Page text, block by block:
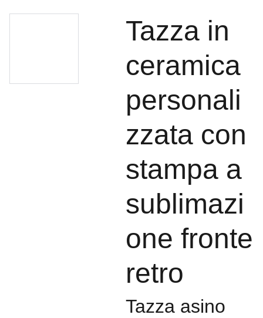
Tazza in
ceramica
personali
zzata con
stampa a
sublimazi
one fronte
retro
Tazza asino